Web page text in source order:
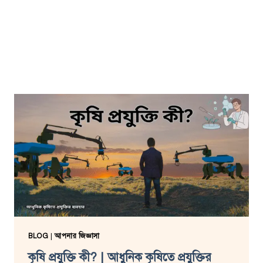
BLOG |আপনার জিজ্ঞাসা
কৃষি প্রযুক্তি কী? | আধুনিক কৃষিতে প্রযুক্তির